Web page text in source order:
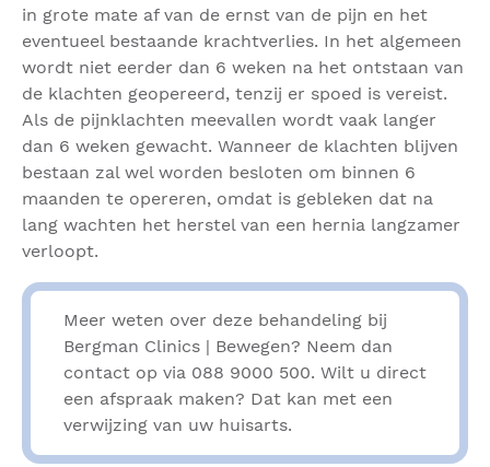
in grote mate af van de ernst van de pijn en het
eventueel bestaande krachtverlies. In het algemeen
wordt niet eerder dan 6 weken na het ontstaan van
de klachten geopereerd, tenzij er spoed is vereist.
Als de pijnklachten meevallen wordt vaak langer
dan 6 weken gewacht. Wanneer de klachten blijven
bestaan zal wel worden besloten om binnen 6
maanden te opereren, omdat is gebleken dat na
lang wachten het herstel van een hernia langzamer
verloopt.
Meer weten over deze behandeling bij
Bergman Clinics | Bewegen? Neem dan
contact op via 088 9000 500. Wilt u direct
een afspraak maken? Dat kan met een
verwijzing van uw huisarts.